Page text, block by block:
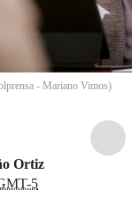
- Mariano Vimos)
Ortiz
5